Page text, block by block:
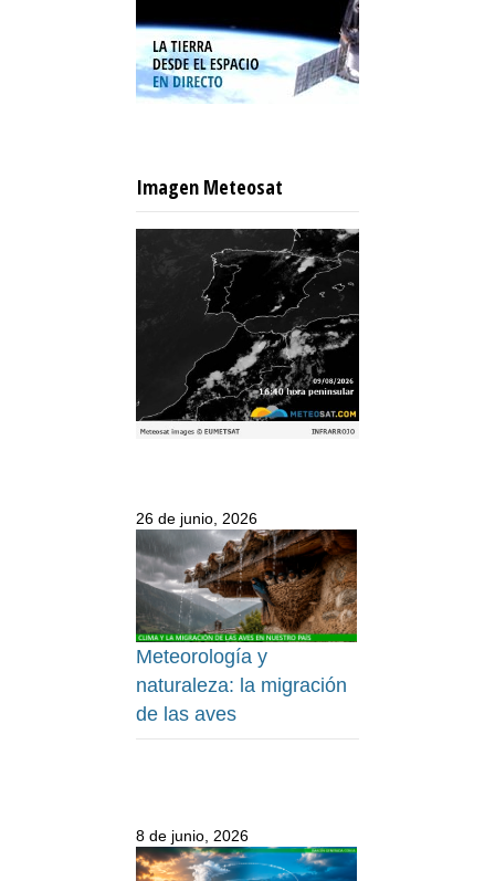
Imagen Meteosat
26 de junio, 2026
Meteorología y
naturaleza: la migración
de las aves
8 de junio, 2026